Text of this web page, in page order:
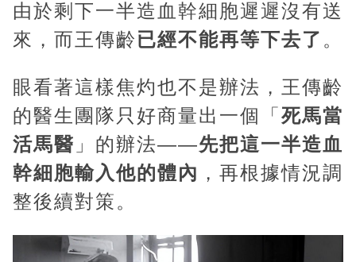
由於剩下一半造血幹細胞遲遲沒有送
來，而王傳齡已經不能再等下去了 。
眼看著這樣焦灼也不是辦法，王傳齡
的醫生團隊只好商量出一個「死馬當
活馬醫 」的辦法——先把這一半造血
幹細胞輸入他的體內 ，再根據情況調
整後續對策。